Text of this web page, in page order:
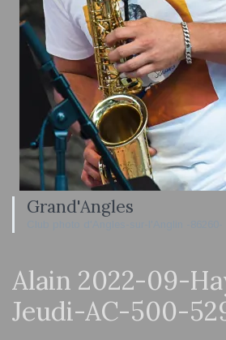
Grand'Angles
Alain 2022-09-
Jeudi-AC-500-